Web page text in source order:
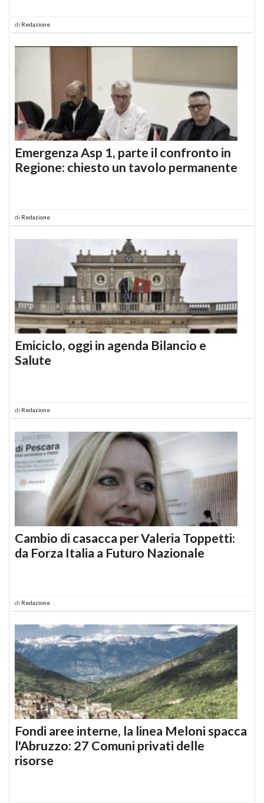
di Redazione
Emergenza Asp 1, parte il confronto in
Regione: chiesto un tavolo permanente
di Redazione
Emiciclo, oggi in agenda Bilancio e
Salute
di Redazione
Cambio di casacca per Valeria Toppetti:
da Forza Italia a Futuro Nazionale
di Redazione
Fondi aree interne, la linea Meloni spacca
l'Abruzzo: 27 Comuni privati delle
risorse